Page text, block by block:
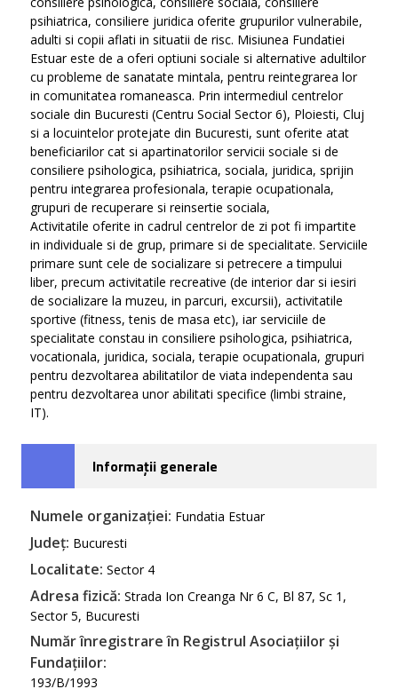
psihiatrica, consiliere juridica oferite grupurilor vulnerabile,
adulti si copii aflati in situatii de risc. Misiunea Fundatiei
Estuar este de a oferi optiuni sociale si alternative adultilor
cu probleme de sanatate mintala, pentru reintegrarea lor
in comunitatea romaneasca. Prin intermediul centrelor
sociale din Bucuresti (Centru Social Sector 6), Ploiesti, Cluj
si a locuintelor protejate din Bucuresti, sunt oferite atat
beneficiarilor cat si apartinatorilor servicii sociale si de
consiliere psihologica, psihiatrica, sociala, juridica, sprijin
pentru integrarea profesionala, terapie ocupationala,
grupuri de recuperare si reinsertie sociala,
Activitatile oferite in cadrul centrelor de zi pot fi impartite
in individuale si de grup, primare si de specialitate. Serviciile
primare sunt cele de socializare si petrecere a timpului
liber, precum activitatile recreative (de interior dar si iesiri
de socializare la muzeu, in parcuri, excursii), activitatile
sportive (fitness, tenis de masa etc), iar serviciile de
specialitate constau in consiliere psihologica, psihiatrica,
vocationala, juridica, sociala, terapie ocupationala, grupuri
pentru dezvoltarea abilitatilor de viata independenta sau
pentru dezvoltarea unor abilitati specifice (limbi straine,
IT).
Informații generale
Numele organizației: Fundatia Estuar
Județ: Bucuresti
Localitate: Sector 4
Adresa fizică: Strada Ion Creanga Nr 6 C, Bl 87, Sc 1,
Sector 5, Bucuresti
Număr înregistrare în Registrul Asociațiilor și
Fundațiilor:
193/B/1993